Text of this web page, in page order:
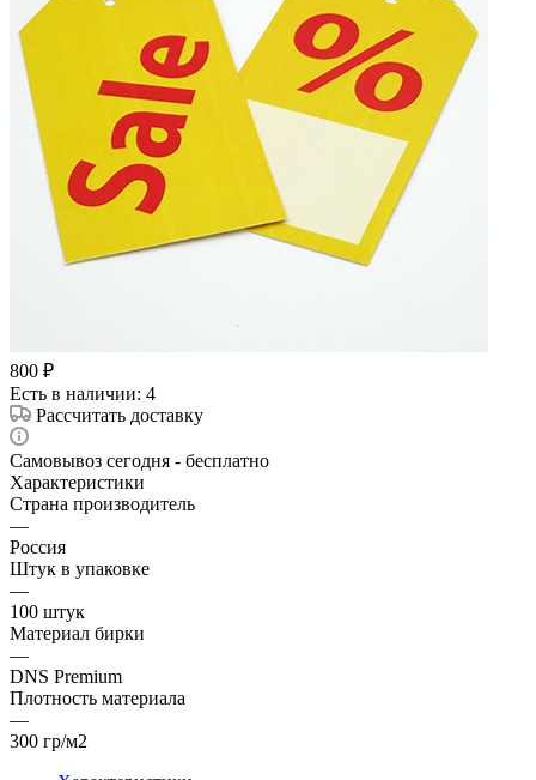
800 ₽
Есть в наличии: 4
Рассчитать доставку
Самовывоз сегодня - бесплатно
Характеристики
Страна производитель
—
Россия
Штук в упаковке
—
100 штук
Материал бирки
—
DNS Premium
Плотность материала
—
300 гр/м2